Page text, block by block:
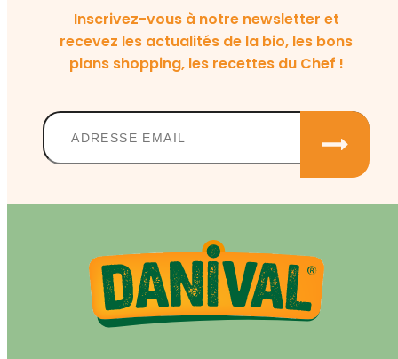
Inscrivez-vous à notre newsletter et
recevez les actualités de la bio, les bons
plans shopping, les recettes du Chef !